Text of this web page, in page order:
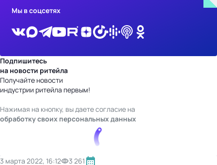
Мы в соцсетях
Подпишитесь
на новости ритейла
Получайте новости
индустрии ритейла первым!
Нажимая на кнопку, вы даете согласие на
обработку своих персональных данных
3 марта 2022, 16:12 3 261